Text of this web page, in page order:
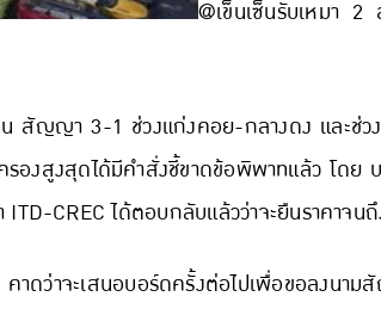
@เข็นเซ็นรับเหมา
สัญญา 3-1 ช่วงแก่งคอย-กลางดง และช่ว
องสูงสุดได้มีคำสั่งชี้ขาดข้อพิพาทแล้ว โดย
CREC ได้ตอบกลับแล้วว่าจะยืนราคาจ
คาดว่าจะเสนอบอร์ดครั้งต่อไปเพื่อขอลง